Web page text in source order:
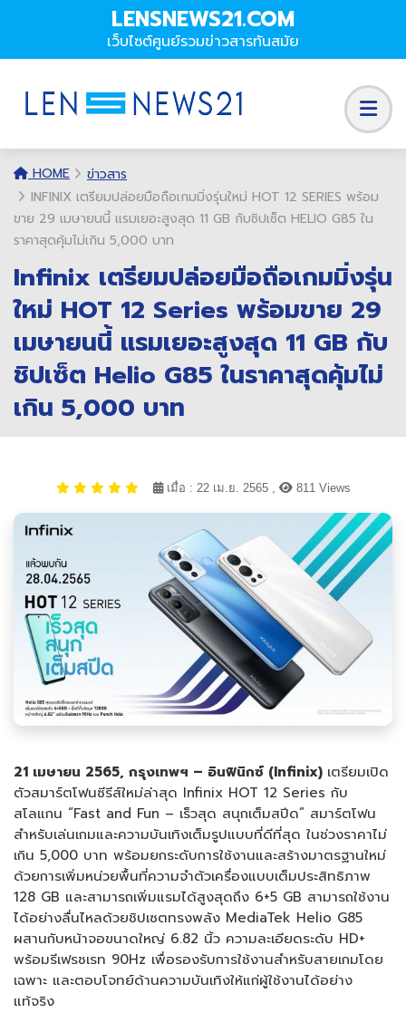
LENSNEWS21.COM
เว็บไซต์ศูนย์รวมข่าวสารทันสมัย
HOME
ข่าวสาร
INFINIX เตรียมปล่อยมือถือเกมมิ่งรุ่นใหม่ HOT 12 SERIES พร้อม
ขาย 29 เมษายนนี้ แรมเยอะสูงสุด 11 GB กับชิปเซ็ต HELIO G85 ใน
ราคาสุดคุ้มไม่เกิน 5,000 บาท
Infinix เตรียมปล่อยมือถือเกมมิ่งรุ่น
ใหม่ HOT 12 Series พร้อมขาย 29
เมษายนนี้ แรมเยอะสูงสุด 11 GB กับ
ชิปเซ็ต Helio G85 ในราคาสุดคุ้มไม่
เกิน 5,000 บาท
เมื่อ : 22 เม.ย. 2565 , 811 Views
21 เมษายน 2565, กรุงเทพฯ – อินฟินิกซ์ (Infinix) เตรียมเปิด
ตัวสมาร์ตโฟนซีรีส์ใหม่ล่าสุด Infinix HOT 12 Series กับ
สโลแกน “Fast and Fun – เร็วสุด สนุกเต็มสปีด” สมาร์ตโฟน
สำหรับเล่นเกมและความบันเทิงเต็มรูปแบบที่ดีที่สุด ในช่วงราคาไม่
เกิน 5,000 บาท พร้อมยกระดับการใช้งานและสร้างมาตรฐานใหม่
ด้วยการเพิ่มหน่วยพื้นที่ความจำตัวเครื่องแบบเต็มประสิทธิภาพ
128 GB และสามารถเพิ่มแรมได้สูงสุดถึง 6+5 GB สามารถใช้งาน
ได้อย่างลื่นไหลด้วยชิปเซตทรงพลัง MediaTek Helio G85
ผสานกับหน้าจอขนาดใหญ่ 6.82 นิ้ว ความละเอียดระดับ HD+
พร้อมรีเฟรชเรท 90Hz เพื่อรองรับการใช้งานสำหรับสายเกมโดย
เฉพาะ และตอบโจทย์ด้านความบันเทิงให้แก่ผู้ใช้งานได้อย่าง
แท้จริง